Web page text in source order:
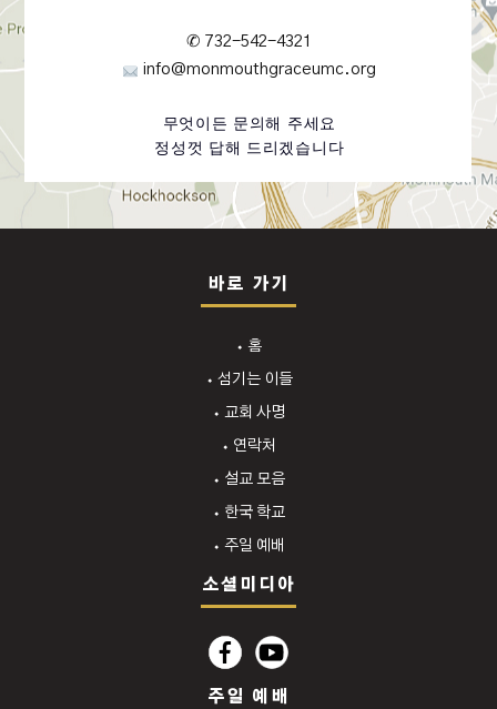
✆ 732-542-4321
info@monmouthgraceumc.org
무엇이든 문의해 주세요
정성껏 답해 드리겠습니다
바로 가기
⬩ 홈
⬩ 섬기는 이들
⬩ 교회 사명
⬩ 연락처
⬩ 설교 모음
⬩ 한국 학교
⬩ 주일 예배
소셜미디아
주일 예배